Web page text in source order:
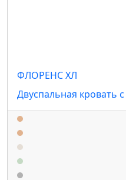
ФЛОРЕНС ХЛ
Двуспальная